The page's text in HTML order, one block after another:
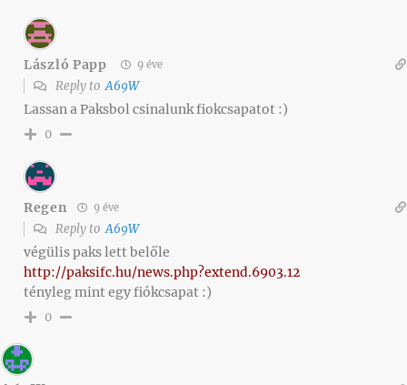
László Papp 9 éve
Reply toA69W
Lassan a Paksbol csinalunk fiokcsapatot :)
0
Regen 9 éve
Reply toA69W
végülis paks lett belőle
http://paksifc.hu/news.php?extend.6903.12
tényleg mint egy fiókcsapat :)
0